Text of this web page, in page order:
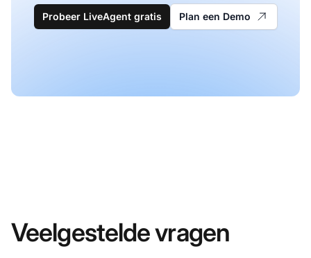
Probeer LiveAgent gratis Plan een Demo
Veelgestelde vragen